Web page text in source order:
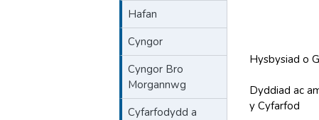
Hafan
Cyngor
Cyngor Bro
Morgannwg
Cyfarfodydd a
Hysbysiad o
Dyddiad
y Cyfarfod